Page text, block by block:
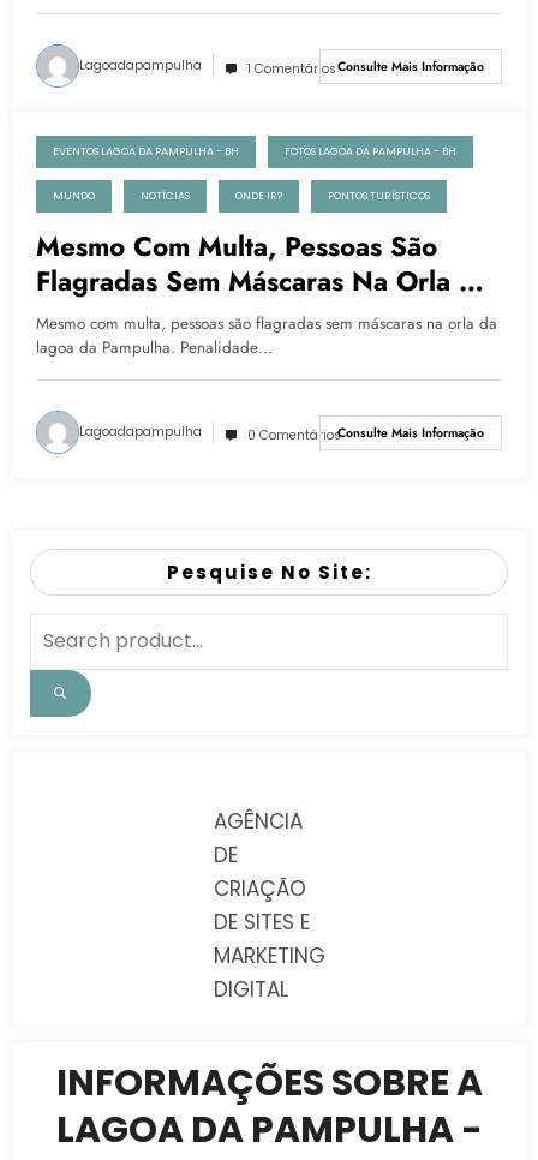
Lagoadapampulha 1 ComentáriosConsulte Mais Informação
27 de julho de 2020
EVENTOS LAGOA DA PAMPULHA - BH FOTOS LAGOA DA PAMPULHA - BH
MUNDO NOTÍCIAS ONDE IR? PONTOS TURÍSTICOS
Mesmo Com Multa, Pessoas São
Flagradas Sem Máscaras Na Orla Da
Lagoa Da Pampulha
Mesmo com multa, pessoas são flagradas sem máscaras na orla da
lagoa da Pampulha. Penalidade…
Lagoadapampulha 0 ComentáriosConsulte Mais Informação
Pesquise No Site:
AGÊNCIA
DE
CRIAÇÃO
DE SITES E
MARKETING
DIGITAL
INFORMAÇÕES SOBRE A
LAGOA DA PAMPULHA -